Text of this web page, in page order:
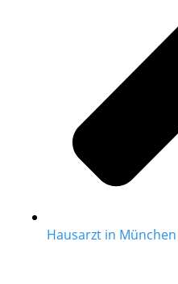
Hausarzt in München